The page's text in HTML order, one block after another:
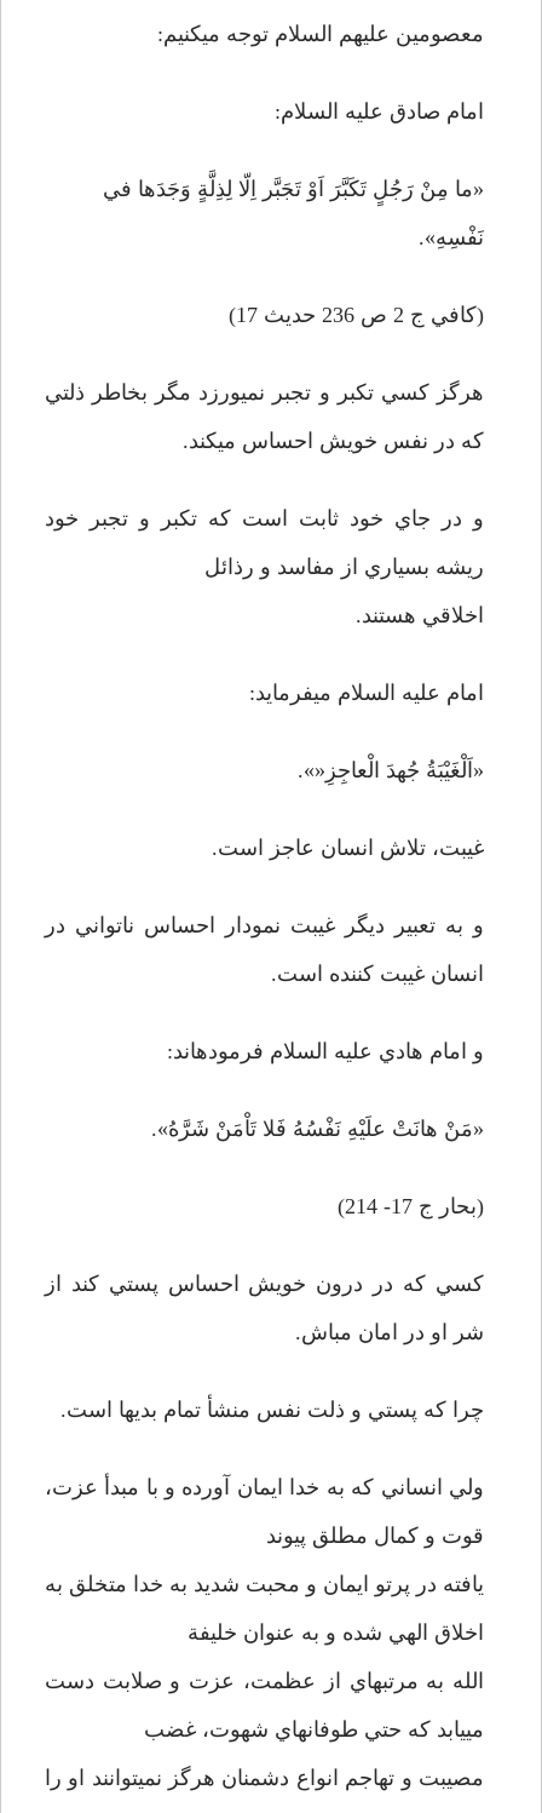
معصومين عليهم السلام توجه مي­كنيم:
امام صادق عليه السلام:
«ما مِنْ رَجُلٍ تَكَبَّرَ اَوْ تَجَبَّر اِلّا لِذِلَّةٍ وَجَدَها في
نَفْسِهِ».
(كافي ج 2 ص 236 حديث 17)
هرگز كسي تكبر و تجبر نمي­ورزد مگر بخاطر ذلتي
كه در نفس خويش احساس مي­كند.
و در جاي خود ثابت است كه تكبر و تجبر خود
ريشه بسياري از مفاسد و رذائل
اخلاقي هستند.
امام عليه السلام مي­فرمايد:
«اَلْغَيْبَةُ جُهدَ الْعاجِزِ«».
غيبت، تلاش انسان عاجز است.
و به تعبير ديگر غيبت نمودار احساس ناتواني در
انسان غيبت كننده است.
و امام هادي عليه السلام فرموده­اند:
«مَنْ هانَتْ علَيْهِ نَفْسُهُ فَلا تَاْمَنْ شَرَّهُ».
(بحار ج 17- 214)
كسي كه در درون خويش احساس پستي كند از
شر او در امان مباش.
چرا كه پستي و ذلت نفس منشأ تمام بديها است.
ولي انساني كه به خدا ايمان آورده و با مبدأ‌ عزت،
قوت و كمال مطلق پيوند
يافته در پرتو ايمان و محبت شديد به خدا متخلق به
اخلاق الهي شده و به عنوان خليفة
الله به مرتبه­اي از عظمت،‌ عزت و صلابت دست
مي­يابد كه حتي طوفانهاي شهوت، غضب
مصيبت و تهاجم انواع دشمنان هرگز نمي­توانند او را